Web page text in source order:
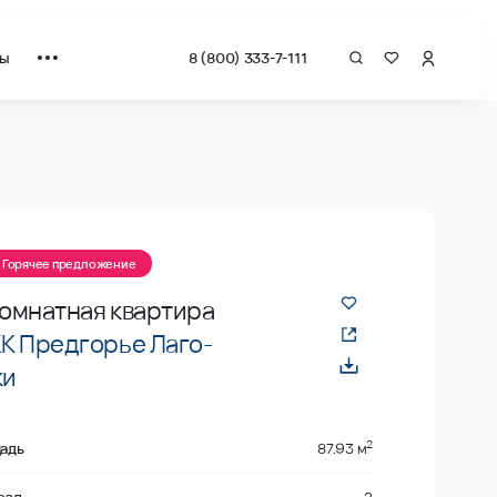
8 (800) 333-7-111
Горячее предложение
квартира
Предгорье Лаго-
87.93 м2